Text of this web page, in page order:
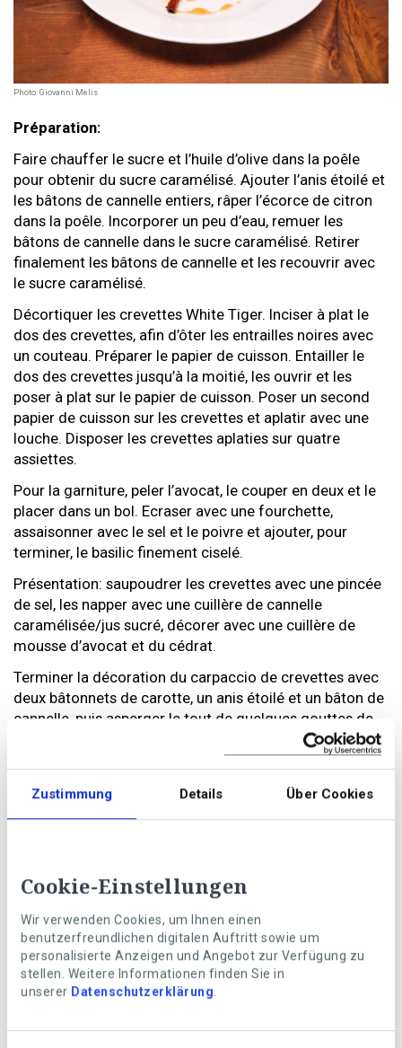
Zustimmung Details Über Cookies
Cookie-Einstellungen
Wir verwenden Cookies, um Ihnen einen
benutzerfreundlichen digitalen Auftritt sowie um
personalisierte Anzeigen und Angebot zur Verfügung zu
stellen. Weitere Informationen finden Sie in
unserer Datenschutzerklärung
Photo: Giovanni Melis
Préparation:
Faire chauffer le sucre et l’huile d’olive dans la poêle
pour obtenir du sucre caramélisé. Ajouter l’anis étoilé et
les bâtons de cannelle entiers, râper l’écorce de citron
dans la poêle. Incorporer un peu d’eau, remuer les
bâtons de cannelle dans le sucre caramélisé. Retirer
finalement les bâtons de cannelle et les recouvrir avec
le sucre caramélisé.
Décortiquer les crevettes White Tiger. Inciser à plat le
dos des crevettes, afin d’ôter les entrailles noires avec
un couteau. Préparer le papier de cuisson. Entailler le
dos des crevettes jusqu’à la moitié, les ouvrir et les
poser à plat sur le papier de cuisson. Poser un second
papier de cuisson sur les crevettes et aplatir avec une
louche. Disposer les crevettes aplaties sur quatre
assiettes.
Pour la garniture, peler l’avocat, le couper en deux et le
placer dans un bol. Ecraser avec une fourchette,
assaisonner avec le sel et le poivre et ajouter, pour
terminer, le basilic finement ciselé.
Présentation: saupoudrer les crevettes avec une pincée
de sel, les napper avec une cuillère de cannelle
caramélisée/jus sucré, décorer avec une cuillère de
mousse d’avocat et du cédrat.
Terminer la décoration du carpaccio de crevettes avec
deux bâtonnets de carotte, un anis étoilé et un bâton de
cannelle, puis asperger le tout de quelques gouttes de
Carpaccio de crevettes White Tiger
Vous pouvez également télécharger la recette sous